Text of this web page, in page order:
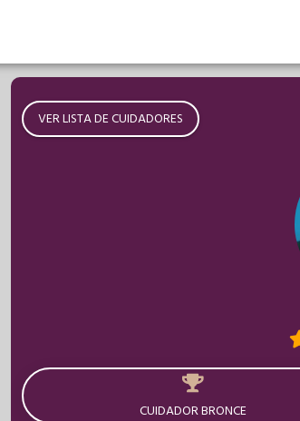
VER LISTA DE CUIDADORES
CUIDADOR BRONCE